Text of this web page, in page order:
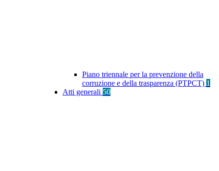
Piano triennale per la prevenzione della
corruzione e della trasparenza (PTPCT) 1
Atti generali 50